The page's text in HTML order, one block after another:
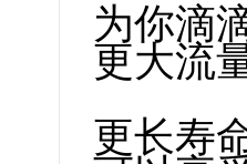
为你滴
更大流
更长寿